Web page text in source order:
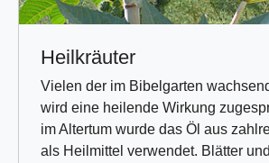
Heilkräuter
Vielen der im Bibelgarten
wird eine heilende Wirkung
im Altertum wurde das Öl aus
als Heilmittel verwendet. Blätter